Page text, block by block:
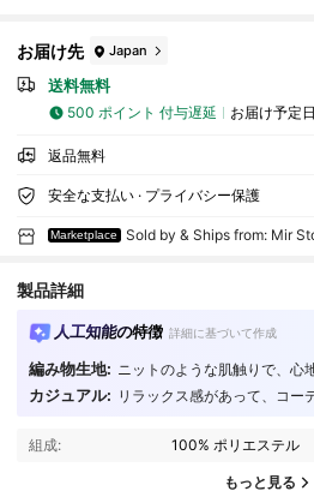
お届け先 Japan
送料無料
500 ポイント 付与遅延 お届け予定
返品無料
安全な支払い · プライバシー保護
Marketplace Sold by & Ships from: Mir
製品詳細
人工知能の特徴 詳細に基づいて作成
編み物生地: ニットのような肌触りで、心
カジュアル: リラックス感があって、コー
組成: 100% ポリエステル
もっと見る
4.39 17 フォロワー